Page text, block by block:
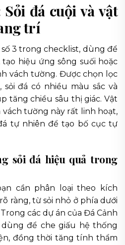
đá cuội và vật
trí
3 trong checklist, dùng để
hiệu ứng sông suối hoặc
vách tường. Được chọn lọc
đá có nhiều màu sắc và
tăng chiều sâu thị giác. Vật
tường này rất linh hoạt,
tự nhiên để tạo bố cục tự
sỏi đá hiệu quả trong
cần phân loại theo kích
ràng, từ sỏi nhỏ ở phía dưới
các dự án của Đá Cảnh
dùng để che giấu hệ thống
đồng thời tăng tính thẩm